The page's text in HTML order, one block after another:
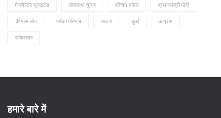
मैनचेस्टर यूनाइटेड लोकसभा चुनाव पश्चिम बंगाल प्रधानमंत्री मोदी
चैंपियंस लीग परीक्षा परिणाम भाजपा मुंबई कांग्रेस
पाकिस्तान
हमारे बारे में